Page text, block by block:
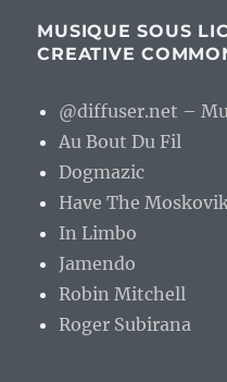
MUSIQUE SOUS
CREATIVE
@diffuser.net –
Au Bout Du Fil
Dogmazic
Have The
In Limbo
Jamendo
Robin Mitchell
Roger Subirana